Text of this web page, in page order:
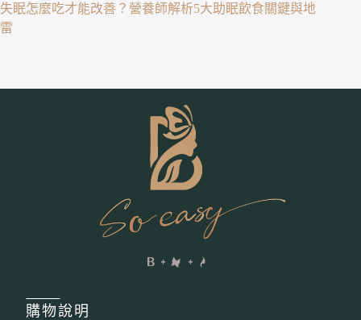
失眠怎麼吃才能改善？營養師解析5大助眠飲食關鍵與地
雷
購物說明